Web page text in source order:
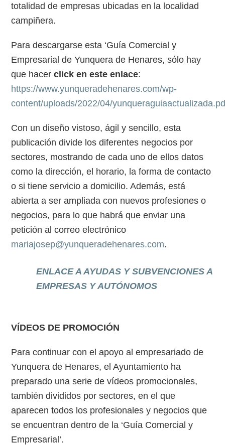
totalidad de empresas ubicadas en la localidad
campiñera.
Para descargarse esta ‘Guía Comercial y
Empresarial de Yunquera de Henares, sólo hay
que hacerclick en este enlace:
https://www.yunqueradehenares.com/wp-
content/uploads/2022/04/
Con un diseño vistoso, ágil y sencillo, esta
publicación divide los diferentes negocios por
sectores, mostrando de cada uno de ellos datos
como la dirección, el horario, la forma de contacto
o si tiene servicio a domicilio. Además, está
abierta a ser ampliada con nuevos profesiones o
negocios, para lo que habrá que enviar una
petición al correo electrónico
mariajosep@yunqueradehenares.com.
ENLACE A AYUDAS Y SUBVENCIONES A
EMPRESAS Y AUTÓNOMOS
VÍDEOS DE PROMOCIÓN
Para continuar con el apoyo al empresariado de
Yunquera de Henares, el Ayuntamiento ha
preparado una serie de vídeos promocionales,
también divididos por sectores, en el que
aparecen todos los profesionales y negocios que
se encuentran dentro de la ‘Guía Comercial y
Empresarial’.